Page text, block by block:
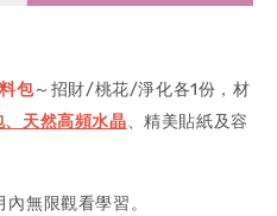
包～招財/桃花/淨化各1份，材
天然高頻水晶、精美貼紙及容
無限觀看學習。